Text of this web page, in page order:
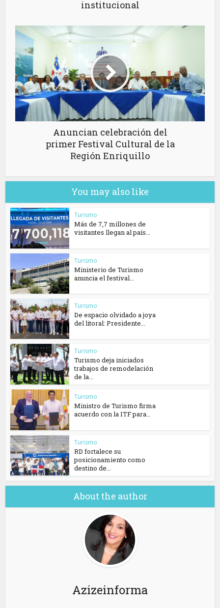
institucional
Anuncian celebración del
primer Festival Cultural de la
Región Enriquillo
You may also like
Turismo
Más de 7,7 millones de
visitantes llegan al país...
Turismo
Ministerio de Turismo
anuncia el festival...
Turismo
De espacio olvidado a joya
del litoral: Presidente...
Turismo
Turismo deja iniciados
trabajos de remodelación
de la...
Turismo
Ministro de Turismo firma
acuerdo con la ITF para...
Turismo
RD fortalece su
posicionamiento como
destino de...
About the author
Azizeinforma